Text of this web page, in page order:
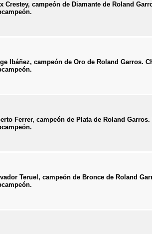
Crestey, campeón de Diamante de Roland
Ibáñez, campeón de Oro de Roland Garros.
Ferrer, campeón de Plata de Roland
Teruel, campeón de Bronce de Roland